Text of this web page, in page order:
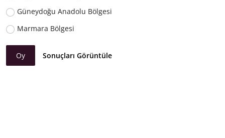
Güneydoğu Anadolu Bölgesi
Marmara Bölgesi
Oy Sonuçları Görüntüle